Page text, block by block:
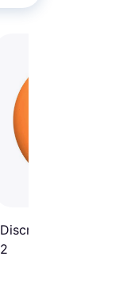
Discmania D Line P2
2